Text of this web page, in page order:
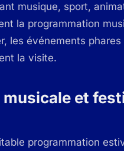
musique, sport,
la programmation
les événements
la visite.
et
programmation